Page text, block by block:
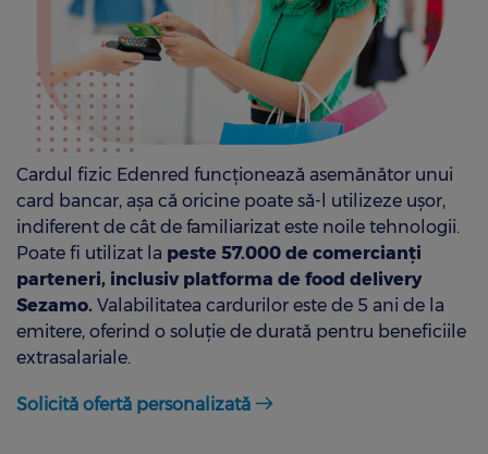
Cardul fizic Edenred funcționează asemănător unui
card bancar, așa că oricine poate să-l utilizeze ușor,
indiferent de cât de familiarizat este noile tehnologii.
Poate fi utilizat la peste 57.000 de comercianți
parteneri, inclusiv platforma de food delivery
Sezamo. Valabilitatea cardurilor este de 5 ani de la
emitere, oferind o soluție de durată pentru beneficiile
extrasalariale.
Solicită ofertă personalizată